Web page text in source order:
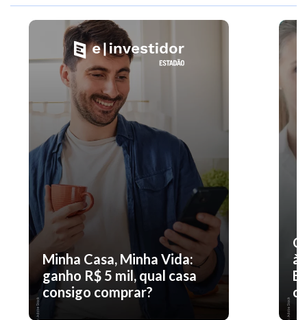
Minha Casa, Minha Vida:
ganho R$ 5 mil, qual casa
consigo comprar?
O
à